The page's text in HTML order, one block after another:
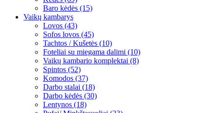
Baro kėdės (15)
Vaikų kambarys
Lovos (43)
Sofos lovos (45)
Tachtos / Kušetės (10)
Foteliai su miegama dalimi (10)
Vaikų kambario komplektai (8)
Spintos (52)
Komodos (37)
Darbo stalai (18)
Darbo kėdės (30)
Lentynos (18)